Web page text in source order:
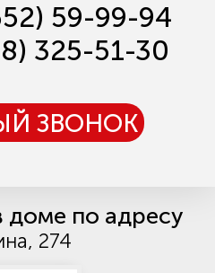
59-99-94
325-51-30
ЗВОНОК
по адресу
274